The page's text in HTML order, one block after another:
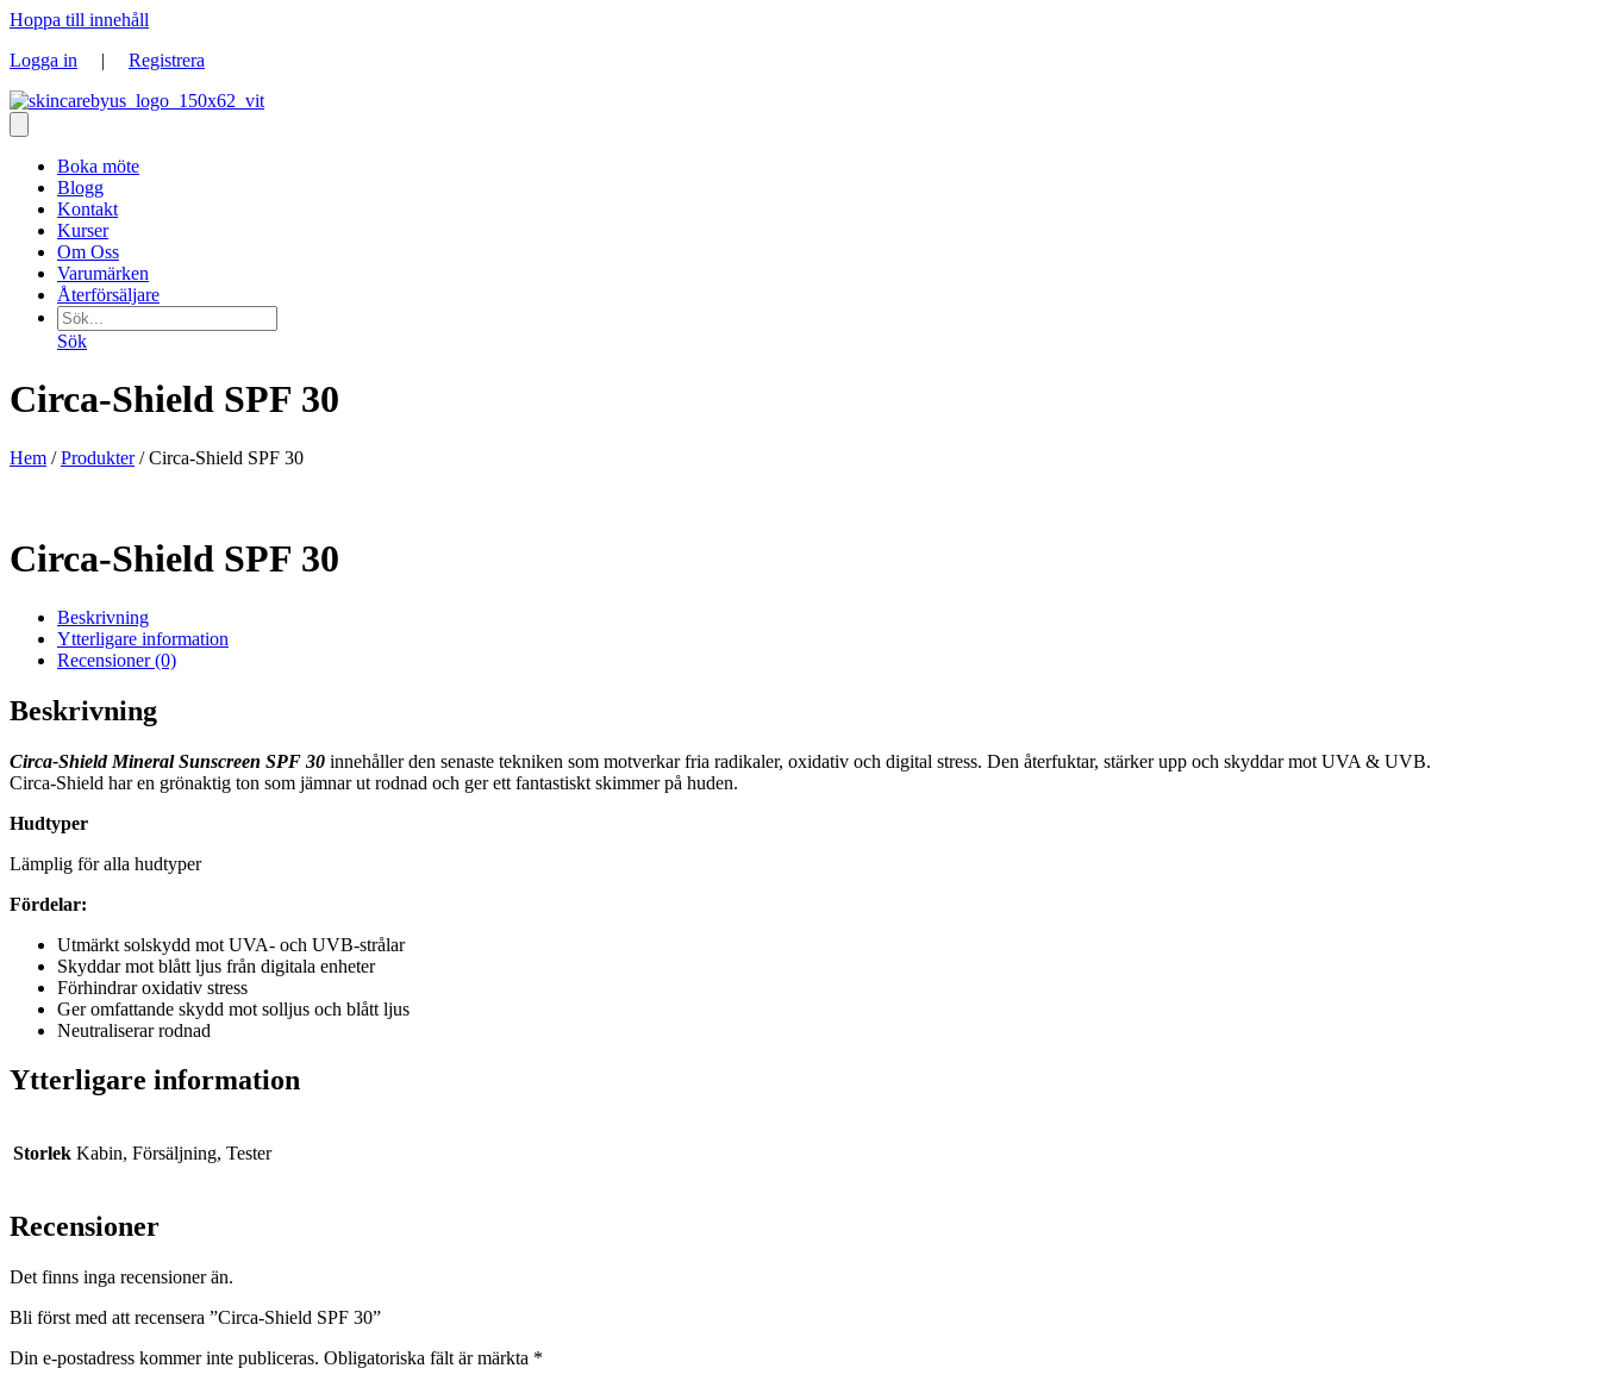
Hoppa till innehåll
Logga in | Registrera
Boka möte
Blogg
Kontakt
Kurser
Om Oss
Varumärken
Återförsäljare
Sök
Circa-Shield SPF 30
Hem /Produkter/ Circa-Shield SPF 30
Circa-Shield SPF 30
Beskrivning
Ytterligare information
Recensioner (0)
Beskrivning
Circa-Shield Mineral Sunscreen SPF 30 innehåller den senaste tekniken som motverkar fria radikaler, oxidativ och digital stress. Den återfuktar, stärker upp och skyddar mot UVA & UVB.
Circa-Shield har en grönaktig ton som jämnar ut rodnad och ger ett fantastiskt skimmer på huden.
Hudtyper
Lämplig för alla hudtyper
Fördelar:
Utmärkt solskydd mot UVA- och UVB-strålar
Skyddar mot blått ljus från digitala enheter
Förhindrar oxidativ stress
Ger omfattande skydd mot solljus och blått ljus
Neutraliserar rodnad
Ytterligare information
Storlek Kabin, Försäljning, Tester
Recensioner
Det finns inga recensioner än.
Bli först med att recensera ”Circa-Shield SPF 30”
Din e-postadress kommer inte publiceras. Obligatoriska fält är märkta *